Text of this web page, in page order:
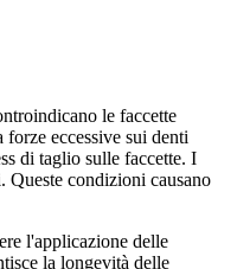
le faccette
eccessive sui denti
di taglio sulle faccette. I
Queste condizioni causano
l'applicazione delle
la longevità delle